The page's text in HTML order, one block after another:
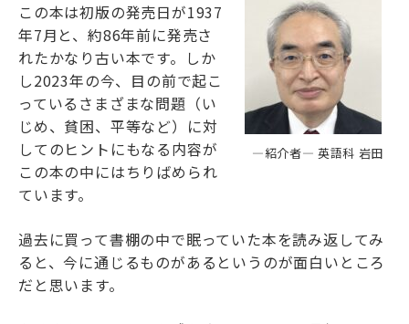
―紹介者― 英語科 岩田
この本は初版の発売日が1937
年7月と、約86年前に発売さ
れたかなり古い本です。しか
し2023年の今、目の前で起こ
っているさまざまな問題（い
じめ、貧困、平等など）に対
してのヒントにもなる内容が
この本の中にはちりばめられ
ています。
過去に買って書棚の中で眠っていた本を読み返してみ
ると、今に通じるものがあるというのが面白いところ
だと思います。